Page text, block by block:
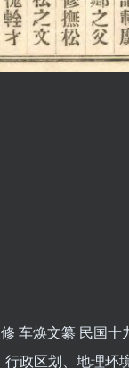
车焕文纂 民国
政区划、地理环